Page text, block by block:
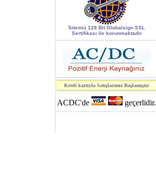
World of
Industry 2006
kapsamındaki 7.
Enerji, Elektrik
ve Elektronik
Teknolojileri
fuarı.
SAFETECHS3.3
SerisiKesintisiz Güç
Sitemiz 128 Bit Globalsign SSL
Sertifikası ile korunmaktadır
Kredi kartıyla Satışlarımız Başlamıştır
ACDC'de geçerlidir.